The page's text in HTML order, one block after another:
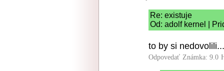
Re: existuje
Od: adolf kernel |
to by si nedovolili...
Odpovedať Známka: 9.0